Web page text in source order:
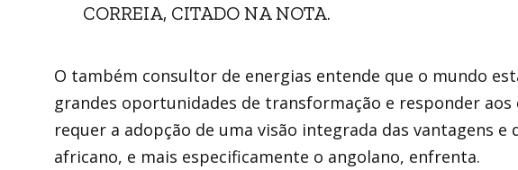
CORREIA, CITADO NA NOTA.
O também consultor de energias entende que o mundo
grandes oportunidades de transformação e responder
requer a adopção de uma visão integrada das vantagens e
africano, e mais especificamente o angolano, enfrenta.